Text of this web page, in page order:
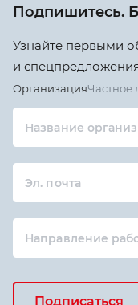
Подпишитесь.
Узнайте первыми
и
ОрганизацияЧастное
Название
Эл. почта
Направление
Подписаться